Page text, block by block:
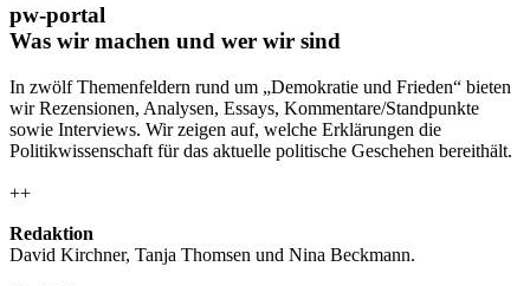
pw-portal
Was wir machen und wer wir sind
In zwölf Themenfeldern rund um „Demokratie und Frieden“ bieten
wir Rezensionen, Analysen, Essays, Kommentare/Standpunkte
sowie Interviews. Wir zeigen auf, welche Erklärungen die
Politikwissenschaft für das aktuelle politische Geschehen bereithält.
++
Redaktion
David Kirchner, Tanja Thomsen und Nina Beckmann.